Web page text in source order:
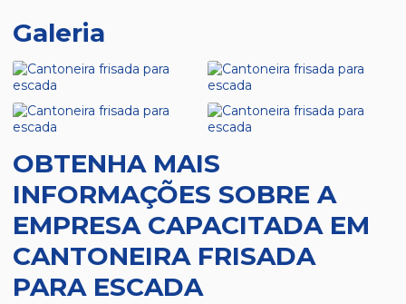
Galeria
OBTENHA MAIS
INFORMAÇÕES SOBRE A
EMPRESA CAPACITADA EM
CANTONEIRA FRISADA
PARA ESCADA